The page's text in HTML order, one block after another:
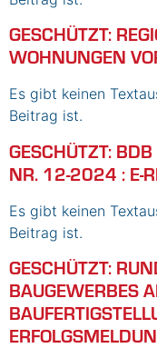
GESCHÜTZT:
WOHNUNGEN
Es gibt keinen
Beitrag ist.
GESCHÜTZT:
NR. 12-2024 : E-
Es gibt keinen
Beitrag ist.
GESCHÜTZT:
BAUGEWERBES